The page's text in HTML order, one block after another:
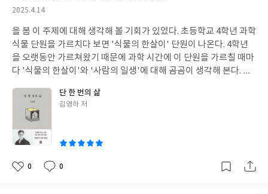
세한 재테크 방법까지 교사들에게 필요한 많은 정보를 제공한다. 책
마가 될지 모르는 나의 남은 교직생활과 앞으로의 노후에 대해서도
곰곰히 생각해 보는 시간을 갖게 되었다. 작가가 교사이기 때문에 과
거를 되돌아보는 것도 미래를 떠올려보는것도 왠지 더 쉽게 느껴지
는 것 같다. 마치 선생님의 수업을 듣는 학생이 된 기분이다. 책 초반
교사 시절의 경험담이 나온다. 나역시 그런 경험이 있다. 돈관리에
너무 어려움을 느끼고 자산관리에 관한 경제 교육이 필요하다는 걸
알고 온라인 교사 연수를 찾아 듣게 되었다. 그때 당시에는 연수를
이수하면 교무실 연수이수 장부에 직접 연수명을 쓰게 되어 있었는
데 자산관리, 노후준비 이런 연수명을 적는게 약간 부끄럽게 느껴지
거나 교사 전문성 신장과는 거리가 먼 연수는 아닐까 하는 생각이 들
작
일
2025.4.14
올 봄 이 주제에 대해 생각해 볼 기회가 있었다. 초등학교 4학년 과학
식물 단원을 가르치다 보면 '식물의 한살이' 단원이 나온다. 4학년
을 오랫동안 가르쳐왔기 때문에 과학 시간에 이 단원을 가르칠 때마
다 '식물의 한살이'와 '사람의 일생'에 대해 곰곰이 생각해 본다. 특
간략하게 요약해 보았다. 챗GPT가 내린 결론이다. 결론적으로 공통
점은 모든 생명체는 일정한 삶의 주기(탄생, 성장, 번식, 죽음)를 따
르고 차이점은 인간은 사회적.문화적 삶을 가지고 있고, 동식물은
본능적 생존에 초점이 맞춰져 있다. 즉, 사람은 '삶의 의미'를 찾고
배우며 살아가는 반면, 동식물은 '생존과 번식'에 초점을 둔다는 차
이가 있다. 챗GPT가 써내려 간 글을 읽으며 우리 인간의 삶이 얼마
단 한 번의 삶
글
김영하 저
좋
0
댓
0
작